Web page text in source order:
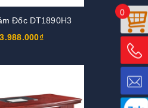
Đốc DT1890H3
3.988.000₫
0